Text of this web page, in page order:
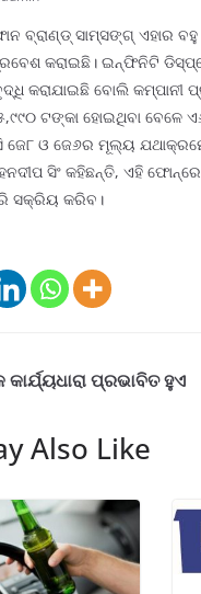
ବ୍ରାଣ୍ଡ୍‌ ସାମ୍‌ସଙ୍ଗ୍‌ ଏହାର
କରାଇଛି। ଇନ୍‌ଫିନିଟି
କରାଯାଇଛି ବୋଲି
ଟଙ୍କା ହୋଇଥିବା ବେଳେ
ଜେ୮ ଓ ଜେ୬ର ମୂଲ୍ୟ
ସିଂ କହିଛନ୍ତି, ଏହି
ସକ୍ରିୟ କରିବ।
ପ୍ରଭାବିତ ହୁଏ
Also Like